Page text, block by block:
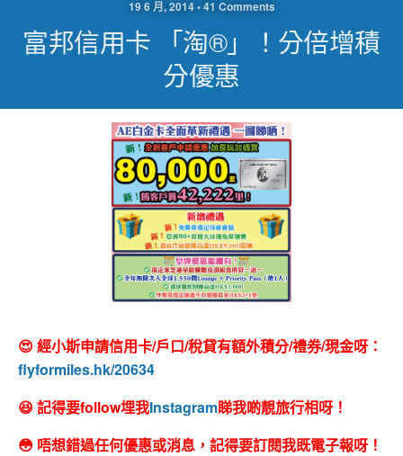
19 6 月, 2014 • 41 Comments
富邦信用卡 「淘®」！分倍增積
分優惠
😍 經小斯申請信用卡/戶口/稅貸有額外積分/禮券/現金呀：
flyformiles.hk/20634
😆 記得要follow埋我Instagram睇我啲靚旅行相呀！
😳 唔想錯過任何優惠或消息，記得要訂閱我既電子報呀！